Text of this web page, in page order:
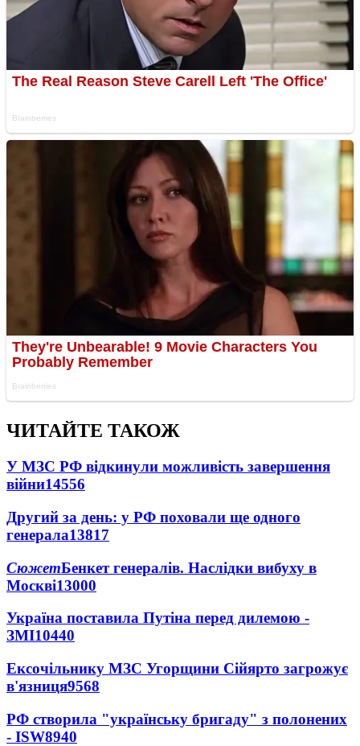
ЧИТАЙТЕ ТАКОЖ
У МЗС РФ відкинули можливість завершення
війни14556
Другий за день: у РФ поховали ще одного
генерала13817
СюжетБенкет генералів. Наслідки вибуху в
Москві13000
Україна поставила Путіна перед дилемою -
ЗМІ10440
Ексочільнику МЗС Угорщини Сійярто загрожує
в'язниця9568
РФ створила "українську бригаду" з полонених
- ISW8940